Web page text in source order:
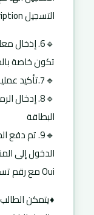
التسجيل je paie les frais d’inscription
🔹6.
تكون خاصة
🔹7.تأكيد عملية الدفع
البطاقة
🔹9. تم
الدخول إلى
Oui مع رقم تسلسلي للعملية فقد تمت بنجاح
♦️يتمكن